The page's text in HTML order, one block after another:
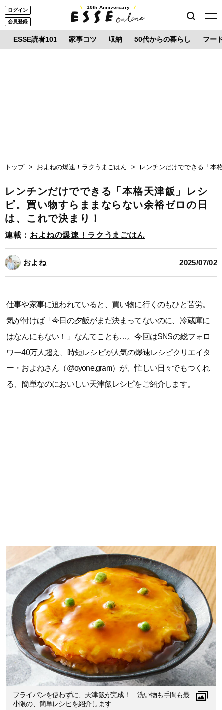
ログイン
会員登録
10th Anniversary
ESSE読者101 家事コツ 収納 50代からの暮らし フー
トップ およねの爆速！ラクうまごはん レンチンだけでできる「本
レンチンだけでできる「本格天津飯」レシ
ピ。買い物すらままならない余裕ゼロの日
は、これで決まり！
連載： およねの爆速！ラクうまごはん
およね 2025/07/02
仕事や家事に追われていると、買い物に行くのもひと苦労。
気が付けば「今日の夕飯がまだ決まってないのに、冷蔵庫に
はなんにもない！」なんてことも…。今回はSNSの総フォロ
ワー40万人超え、時短レシピが人気の爆速レシピクリエイタ
ー・およねさん（@oyone.gram）が、忙しい日々でもつくれ
る、簡単なのにおいしい天津飯レシピをご紹介します。
フライパンを使わずに、天津飯が完成！ 洗い物も手間も最
小限の、簡単レシピを紹介します